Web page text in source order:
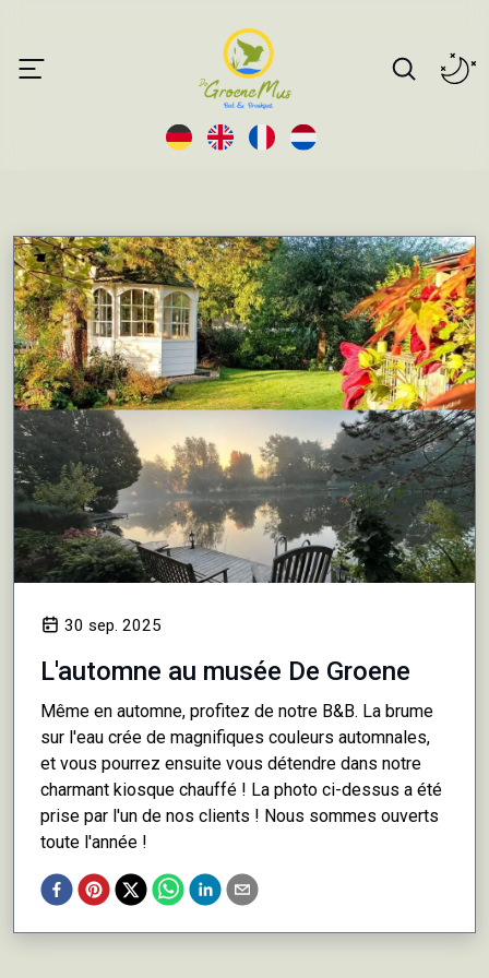
30 sep. 2025
L'automne au musée De Groene
Même en automne, profitez de notre B&B. La brume
sur l'eau crée de magnifiques couleurs automnales,
et vous pourrez ensuite vous détendre dans notre
charmant kiosque chauffé ! La photo ci-dessus a été
prise par l'un de nos clients ! Nous sommes ouverts
toute l'année !